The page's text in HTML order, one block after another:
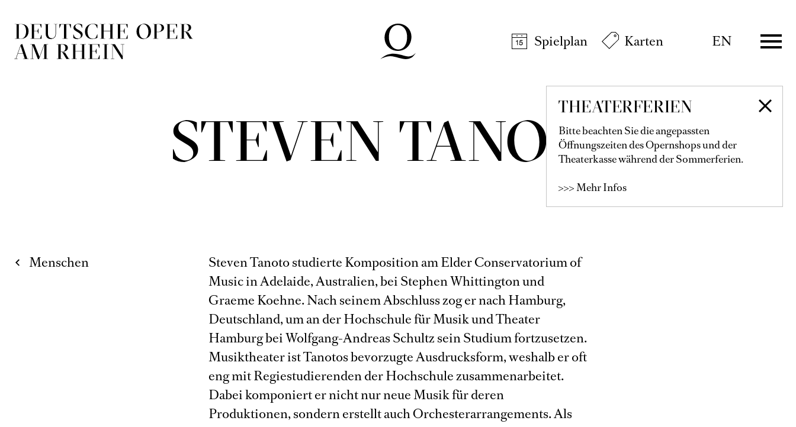
Spielplan
Karten EN
THEATERFERIEN
Bitte beachten Sie die angepassten
Öffnungszeiten des Opernshops und der
Theaterkasse während der Sommerferien.
>>> Mehr Infos
STEVEN TANOTO
Menschen
Steven Tanoto studierte Komposition am Elder Conservatorium of
Music in Adelaide, Australien, bei Stephen Whittington und
Graeme Koehne. Nach seinem Abschluss zog er nach Hamburg,
Deutschland, um an der Hochschule für Musik und Theater
Hamburg bei Wolfgang-Andreas Schultz sein Studium fortzusetzen.
Musiktheater ist Tanotos bevorzugte Ausdrucksform, weshalb er oft
eng mit Regiestudierenden der Hochschule zusammenarbeitet.
Dabei komponiert er nicht nur neue Musik für deren
Produktionen, sondern erstellt auch Orchesterarrangements. Als